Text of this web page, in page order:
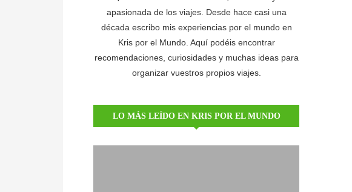
apasionada de los viajes. Desde hace casi una
década escribo mis experiencias por el mundo en
Kris por el Mundo. Aquí podéis encontrar
recomendaciones, curiosidades y muchas ideas para
organizar vuestros propios viajes.
LO MÁS LEÍDO EN KRIS POR EL MUNDO